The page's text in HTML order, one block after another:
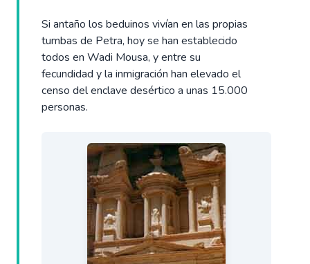
Si antaño los beduinos vivían en las propias
tumbas de Petra, hoy se han establecido
todos en Wadi Mousa, y entre su
fecundidad y la inmigración han elevado el
censo del enclave desértico a unas 15.000
personas.